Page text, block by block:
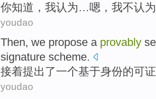
你知道 ， 我认为 …嗯 ，我不认为
youdao
Then, we propose a provably
signature scheme.
接着提出 了一个基于身份的可
youdao